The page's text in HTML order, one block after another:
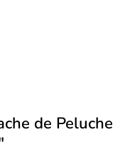
de Peluche